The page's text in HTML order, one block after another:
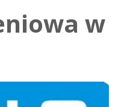
w